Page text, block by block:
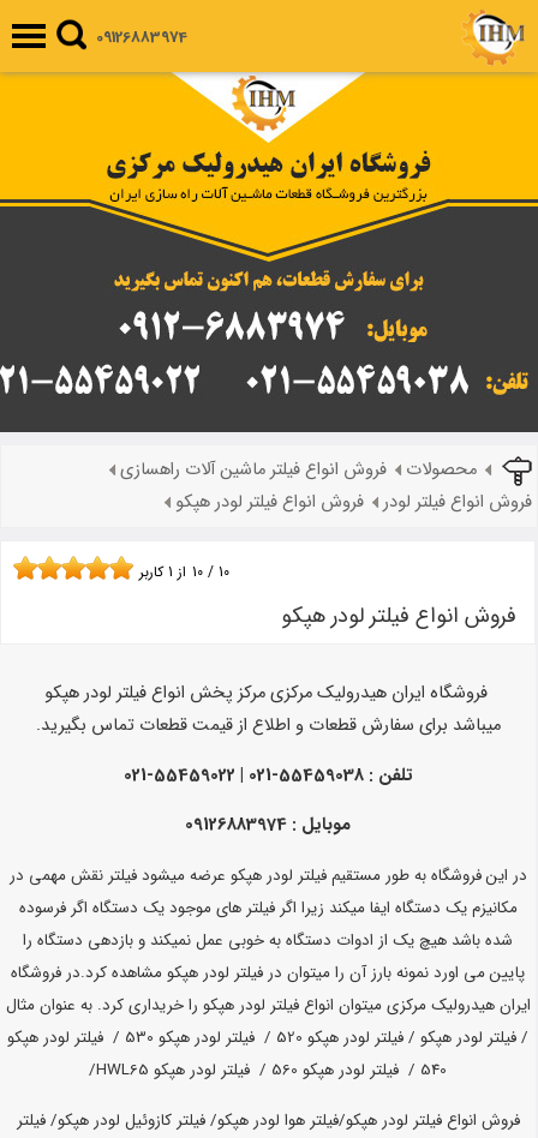
09126883974
محصولات
فروش انواع فیلتر ماشین آلات راهسازی
فروش انواع فیلتر لودر
فروش انواع فیلتر لودر هپکو
فروش انواع فیلتر لودر هپکو
10 / 10 از 1کاربر
فروشگاه ایران هیدرولیک مرکزی مرکز پخش انواع فیلتر لودر هپکو
میباشد برای سفارش قطعات و اطلاع از قیمت قطعات تماس بگیرید.
تلفن :55459038-021 | 55459022-021
موبایل : 09126883974
در این فروشگاه به طور مستقیم فیلتر لودر هپکو عرضه میشود فیلتر نقش مهمی در
مکانیزم یک دستگاه ایفا میکند زیرا اگر فیلتر های موجود یک دستگاه اگر فرسوده
شده باشد هیچ یک از ادوات دستگاه به خوبی عمل نمیکند و بازدهی دستگاه را
پایین می اورد نمونه بارز آن را میتوان در فیلتر لودر هپکو مشاهده کرد.در فروشگاه
ایران هیدرولیک مرکزی میتوان انواع فیلتر لودر هپکو را خریداری کرد. به عنوان مثال
/ فیلتر لودر هپکو / فیلتر لودر هپکو 520 / فیلتر لودر هپکو 530 / فیلتر لودر هپکو
540 / فیلتر لودر هپکو 560 / فیلتر لودر هپکو HWL65/
فروش انواع فیلتر لودر هپکو/فیلتر هوا لودر هپکو/ فیلتر کازوئیل لودر هپکو/ فیلتر